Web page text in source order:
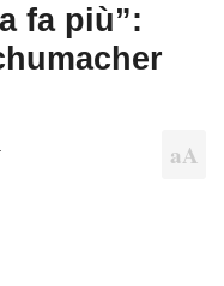
fa più”: